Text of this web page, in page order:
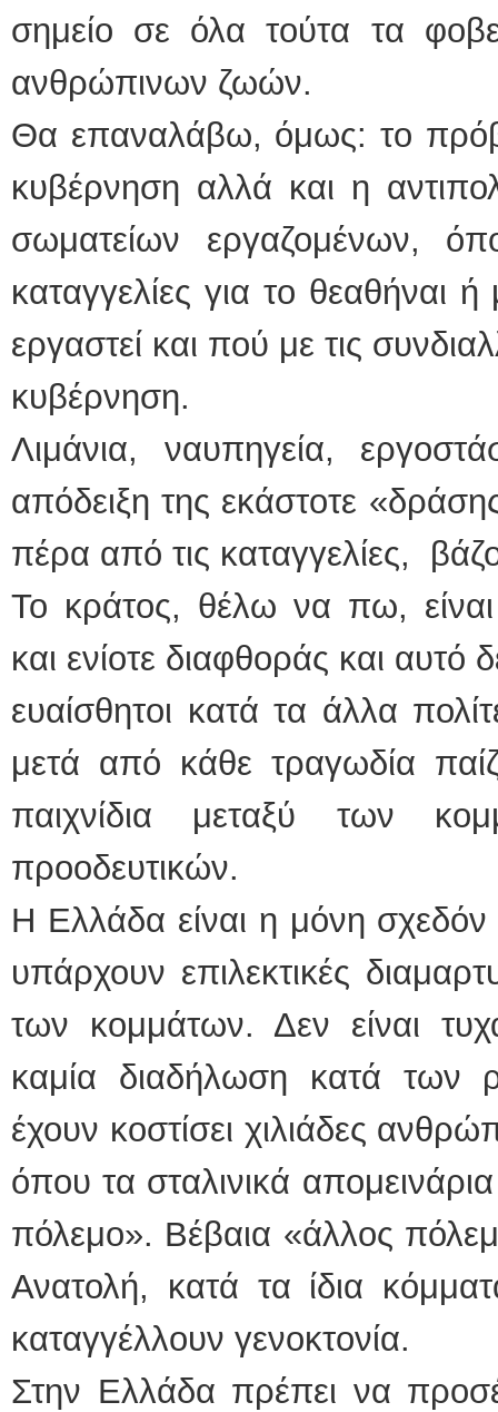
σημείο σε όλα τούτα τα
ανθρώπινων ζωών.
Θα επαναλάβω, όμως: το
κυβέρνηση αλλά και η
σωματείων εργαζομένων,
καταγγελίες για το θεαθήναι
εργαστεί και πού με τις
κυβέρνηση.
Λιμάνια, ναυπηγεία,
απόδειξη της εκάστοτε
πέρα από τις καταγγελίες,
Το κράτος, θέλω να πω,
και ενίοτε διαφθοράς και αυτό
ευαίσθητοι κατά τα άλλα
μετά από κάθε τραγωδία
παιχνίδια μεταξύ των
προοδευτικών.
Η Ελλάδα είναι η μόνη
υπάρχουν επιλεκτικές
των κομμάτων. Δεν είναι
καμία διαδήλωση κατά των
έχουν κοστίσει χιλιάδες
όπου τα σταλινικά απομεινάρια
πόλεμο». Βέβαια «άλλος
Ανατολή, κατά τα ίδια
καταγγέλλουν γενοκτονία.
Στην Ελλάδα πρέπει να